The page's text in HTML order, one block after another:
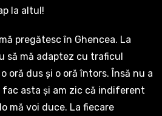
la altul!
pregătesc în Ghencea. La
să mă adaptez cu traficul
oră dus și o oră întors. Însă nu a
asta și am zic că indiferent
mă voi duce. La fiecare